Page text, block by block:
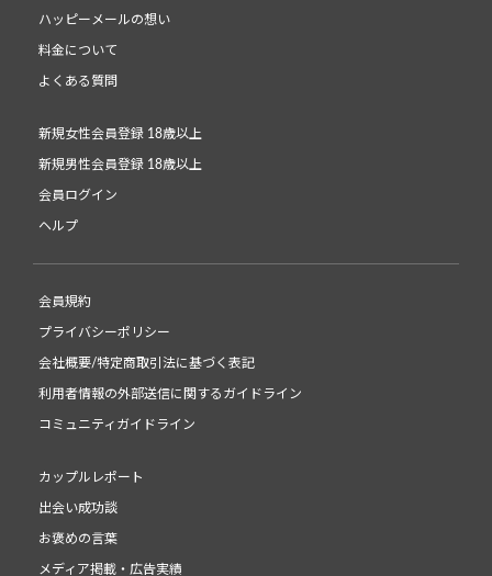
ハッピーメールの想い
料金について
よくある質問
新規女性会員登録 18歳以上
新規男性会員登録 18歳以上
会員ログイン
ヘルプ
会員規約
プライバシーポリシー
会社概要/特定商取引法に基づく表記
利用者情報の外部送信に関するガイドライン
コミュニティガイドライン
カップルレポート
出会い成功談
お褒めの言葉
メディア掲載・広告実績